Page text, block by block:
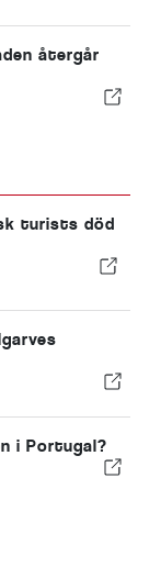
återgår
turists död
i Portugal?